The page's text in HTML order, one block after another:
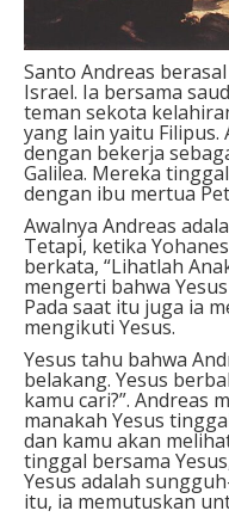
Santo Andreas
Israel. Ia bersama
teman sekota
yang lain yaitu Filipus.
dengan bekerja
Galilea. Mereka
dengan ibu mertua
Awalnya Andreas
Tetapi, ketika
berkata, “Lihatlah
mengerti bahwa
Pada saat itu juga ia
mengikuti Yesus.
Yesus tahu bahwa
belakang. Yesus
kamu cari?”. Andreas
manakah Yesus
dan kamu akan
tinggal bersama
Yesus adalah
itu, ia memutuskan